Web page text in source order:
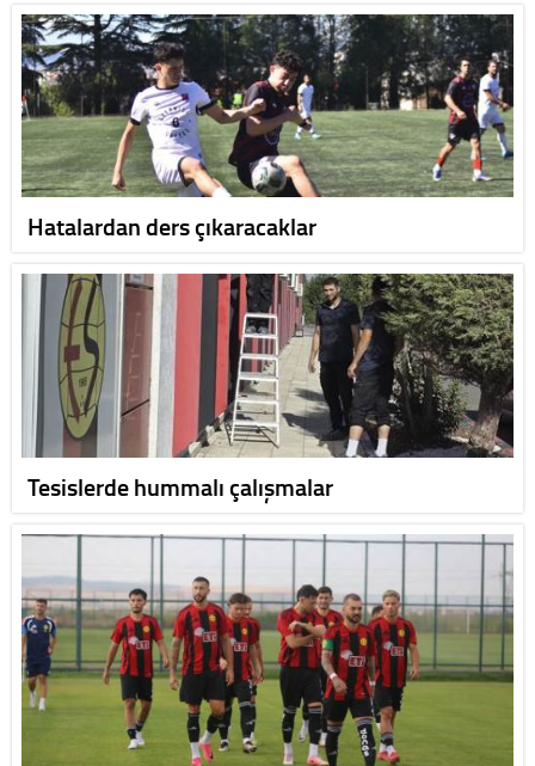
Hatalardan ders çıkaracaklar
Tesislerde hummalı çalışmalar